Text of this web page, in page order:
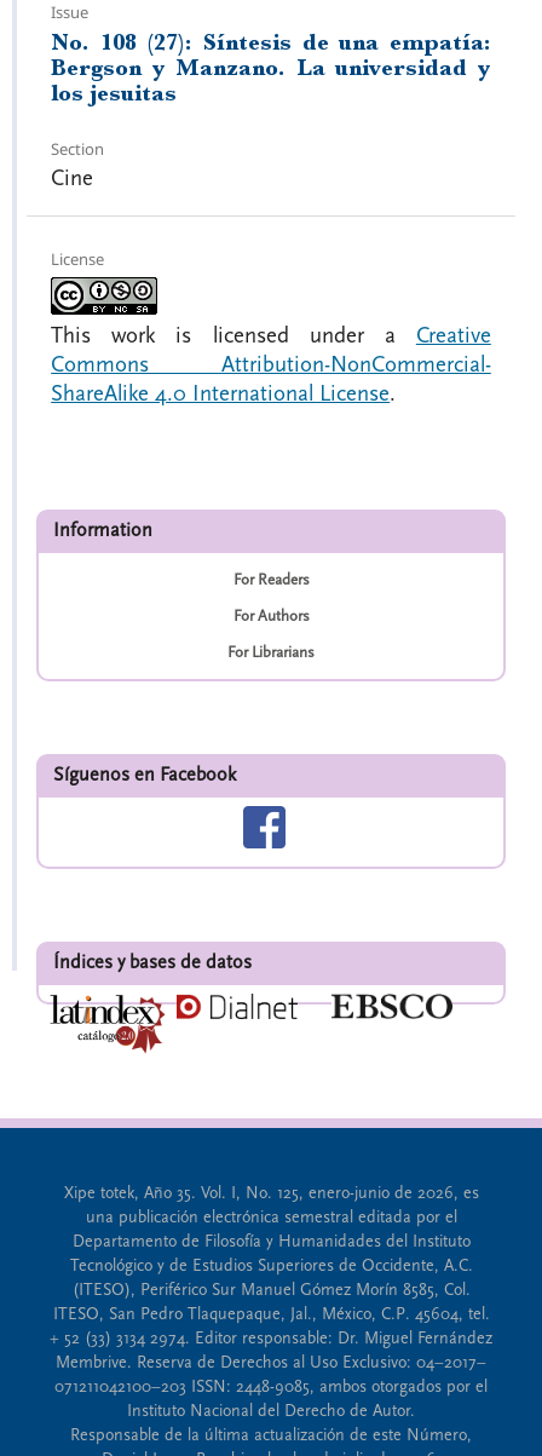
Issue
No. 108 (27): Síntesis de una empatía:
Bergson y Manzano. La universidad y
los jesuitas
Section
Cine
License
This work is licensed under a Creative
Commons Attribution-NonCommercial-
ShareAlike 4.0 International License.
Information
For Readers
For Authors
For Librarians
Síguenos en Facebook
Índices y bases de datos
Xipe totek, Año 35. Vol. I, No. 125, enero-junio de 2026, es
una publicación electrónica semestral editada por el
Departamento de Filosofía y Humanidades del Instituto
Tecnológico y de Estudios Superiores de Occidente, A.C.
(ITESO), Periférico Sur Manuel Gómez Morín 8585, Col.
ITESO, San Pedro Tlaquepaque, Jal., México, C.P. 45604, tel.
+ 52 (33) 3134 2974. Editor responsable: Dr. Miguel Fernández
Membrive. Reserva de Derechos al Uso Exclusivo: 04–2017–
071211042100–203 ISSN: 2448-9085, ambos otorgados por el
Instituto Nacional del Derecho de Autor.
Responsable de la última actualización de este Número,